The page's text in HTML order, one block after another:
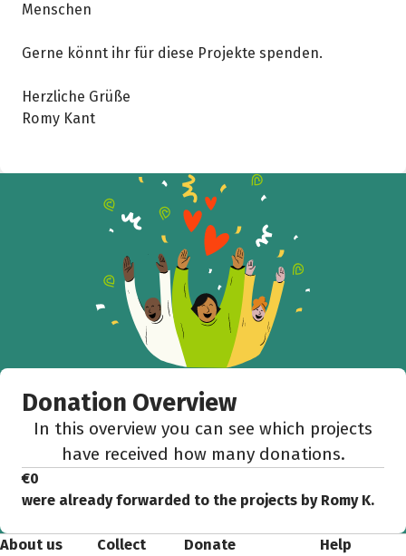
Menschen
Gerne könnt ihr für diese Projekte spenden.
Herzliche Grüße
Romy Kant
Donation Overview
In this overview you can see which projects
have received how many donations.
€0
were already forwarded to the projects by Romy K.
About us
Collect
Donate Help